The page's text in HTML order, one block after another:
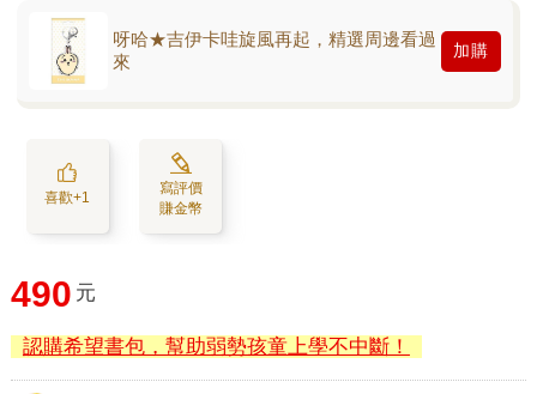
呀哈★吉伊卡哇旋風再起，精選周邊看過
來
加購
喜歡+1
寫評價
賺金幣
490 元
認購希望書包，幫助弱勢孩童上學不中斷！